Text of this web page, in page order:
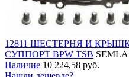
12811 ШЕСТЕРНЯ И
СУППОРТ BPW TSB
Наличие 10 224,58 руб.